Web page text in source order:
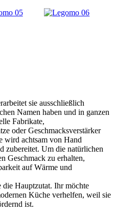
sie ausschließlich
Namen haben und in ganzen
Fabrikate,
oder Geschmacksverstärker
wird achtsam von Hand
zubereitet. Um die natürlichen
Geschmack zu erhalten,
auf Wärme und
Hauptzutat. Ihr möchte
Küche verhelfen, weil sie
ist.